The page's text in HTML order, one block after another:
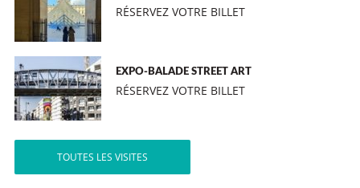
RÉSERVEZ VOTRE BILLET
EXPO-BALADE STREET ART
RÉSERVEZ VOTRE BILLET
TOUTES LES VISITES